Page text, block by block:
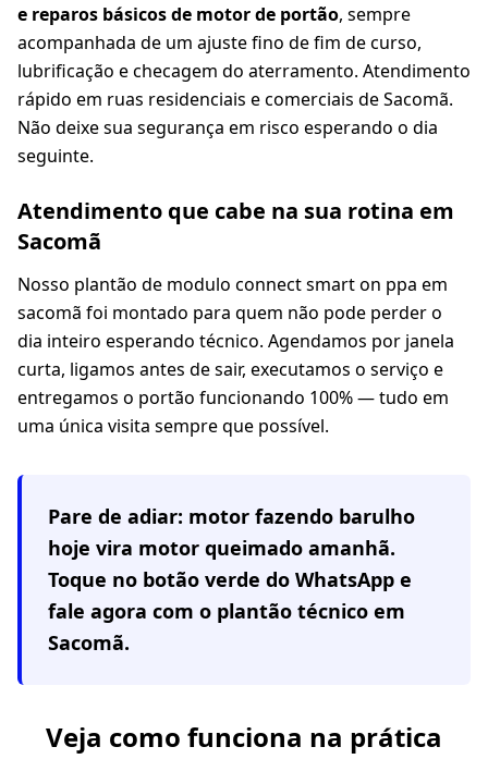
e reparos básicos de motor de portão, sempre
acompanhada de um ajuste fino de fim de curso,
lubrificação e checagem do aterramento. Atendimento
rápido em ruas residenciais e comerciais de Sacomã.
Não deixe sua segurança em risco esperando o dia
seguinte.
Atendimento que cabe na sua rotina em
Sacomã
Nosso plantão de modulo connect smart on ppa em
sacomã foi montado para quem não pode perder o
dia inteiro esperando técnico. Agendamos por janela
curta, ligamos antes de sair, executamos o serviço e
entregamos o portão funcionando 100% — tudo em
uma única visita sempre que possível.
Pare de adiar: motor fazendo barulho
hoje vira motor queimado amanhã.
Toque no botão verde do WhatsApp e
fale agora com o plantão técnico em
Sacomã.
Veja como funciona na prática